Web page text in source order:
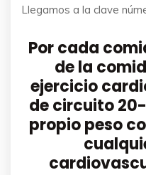
Llegamos a la clave
Por cada
de la
ejercicio
de circuito
propio peso